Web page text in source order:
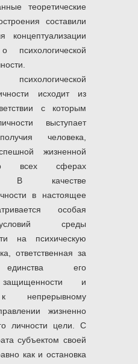
теоретические
составили
концептуализации
психологической
исходит из
с которым
выступает
человека,
жизненной
всех сферах
В качестве
в настоящее
особая
среды
на психическую
ответственная за
единства его
защищенности и
непрерывному
жизненно
личности цели. С
субъектом своей
как и остановка